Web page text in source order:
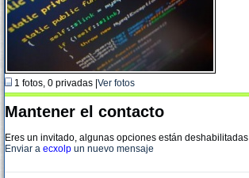
1 fotos, 0 privadas | Ver fotos
Mantener el contacto
Eres un invitado, algunas opciones están deshabilitadas
Enviar a ecxolp un nuevo mensaje